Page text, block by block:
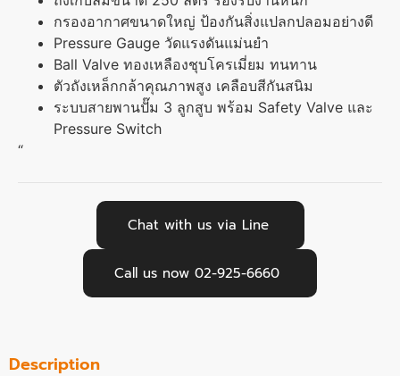
กรองอากาศขนาดใหญ่ ป้องกันสิ่งแปลกปลอมอย่างดี
Pressure Gauge วัดแรงดันแม่นยำ
Ball Valve ทองเหลืองชุบโครเมี่ยม ทนทาน
ตัวถังเหล็กกล้าคุณภาพสูง เคลือบสีกันสนิม
ระบบสายพานปั๊ม 3 ลูกสูบ พร้อม Safety Valve และ
Pressure Switch
“
Chat with us via Line
Call us now 02-925-6660
Description